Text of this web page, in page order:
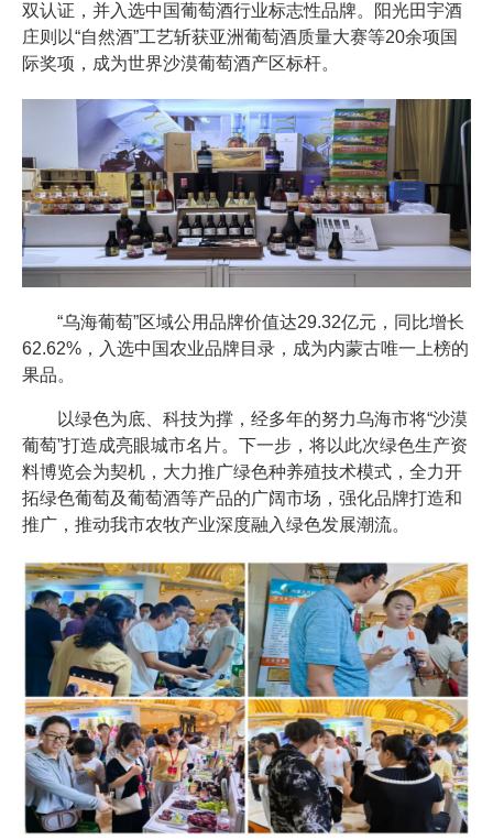
双认证，并入选中国葡萄酒行业标志性品牌。阳光田宇酒
庄则以“自然酒”工艺斩获亚洲葡萄酒质量大赛等20余项国
际奖项，成为世界沙漠葡萄酒产区标杆。
“乌海葡萄”区域公用品牌价值达29.32亿元，同比增长
62.62%，入选中国农业品牌目录，成为内蒙古唯一上榜的
果品。
以绿色为底、科技为撑，经多年的努力乌海市将“沙漠
葡萄”打造成亮眼城市名片。下一步，将以此次绿色生产资
料博览会为契机，大力推广绿色种养殖技术模式，全力开
拓绿色葡萄及葡萄酒等产品的广阔市场，强化品牌打造和
推广，推动我市农牧产业深度融入绿色发展潮流。